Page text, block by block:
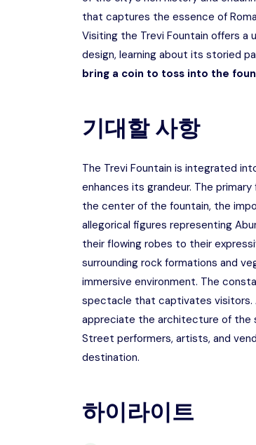
that captures the essence of
Visiting the Trevi Fountain offers a
design, learning about its storied
bring a coin to toss into the
기대할 사항
The Trevi Fountain is integrated
enhances its grandeur. The
the center of the fountain, the
allegorical figures representing
their flowing robes to their
surrounding rock formations and
immersive environment. The
spectacle that captivates visitors.
appreciate the architecture of the
Street performers, artists, and
destination.
하이라이트